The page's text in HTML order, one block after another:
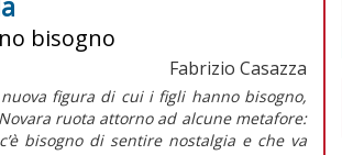
bisogno
Fabrizio Casazza
figura di cui i figli hanno bisogno,
ruota attorno ad alcune metafore:
bisogno di sentire nostalgia e che va